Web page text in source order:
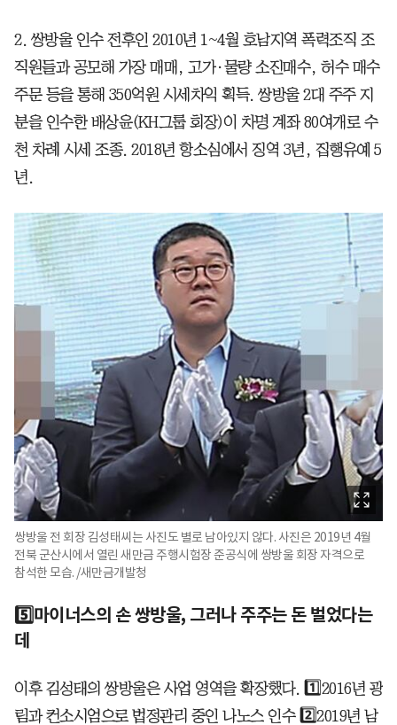
2. 쌍방울 인수 전후인 2010년 1~4월 호남지역 폭력조직 조
직원들과 공모해 가장 매매, 고가·물량 소진매수, 허수 매수
주문 등을 통해 350억원 시세차익 획득. 쌍방울 2대 주주 지
분을 인수한 배상윤(KH그룹 회장)이 차명 계좌 80여개로 수
천 차례 시세 조종. 2018년 항소심에서 징역 3년, 집행유예 5
년.
쌍방울 전 회장 김성태씨는 사진도 별로 남아있지 않다. 사진은 2019년 4월
전북 군산시에서 열린 새만금 주행시험장 준공식에 쌍방울 회장 자격으로
참석한 모습. /새만금개발청
5️⃣마이너스의 손 쌍방울, 그러나 주주는 돈 벌었다는
데
이후 김성태의 쌍방울은 사업 영역을 확장했다. 1️⃣2016년 광
림과 컨소시엄으로 법정관리 중인 나노스 인수 2️⃣2019년 남